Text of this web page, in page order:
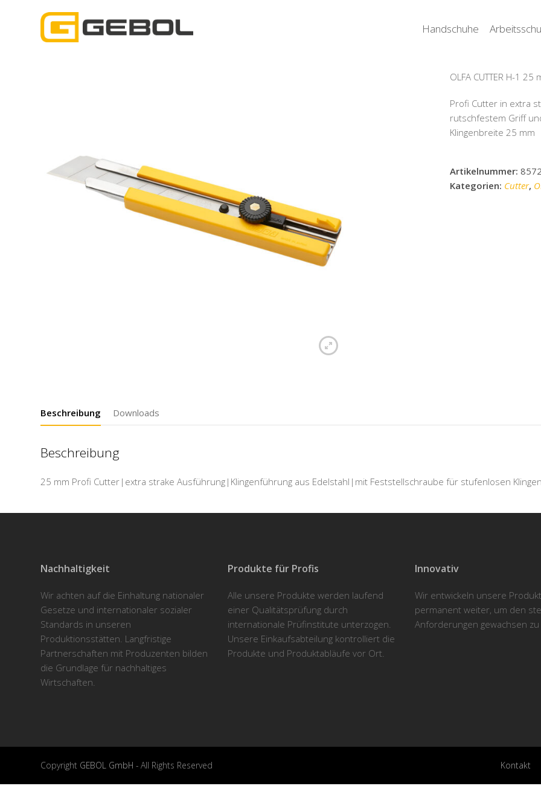
Handschuhe
OLFA CUTTER H-1 25
Profi Cutter in extra
rutschfestem Griff
Klingenbreite 25 mm
Artikelnummer:
Kategorien: Cutter,
Beschreibung Downloads
Beschreibung
25 mm Profi Cutter|extra strake Ausführung|Klingenführung aus Edelstahl|mit Feststellschraube für stufenlosen
Nachhaltigkeit
Wir achten auf die Einhaltung nationaler
Gesetze und internationaler sozialer
Standards in unseren
Produktionsstätten. Langfristige
Partnerschaften mit Produzenten bilden
die Grundlage für nachhaltiges
Wirtschaften.
Produkte für Profis
Alle unsere Produkte werden laufend
einer Qualitätsprüfung durch
internationale Prüfinstitute unterzogen.
Unsere Einkaufsabteilung kontrolliert die
Produkte und Produktabläufe vor Ort.
Innovativ
Wir entwickeln unsere
permanent weiter, um den
Anforderungen gewachsen zu
Copyright GEBOL GmbH- All Rights Reserved Kontakt